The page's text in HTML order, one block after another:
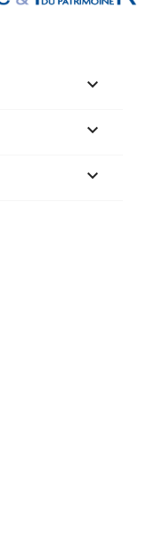


